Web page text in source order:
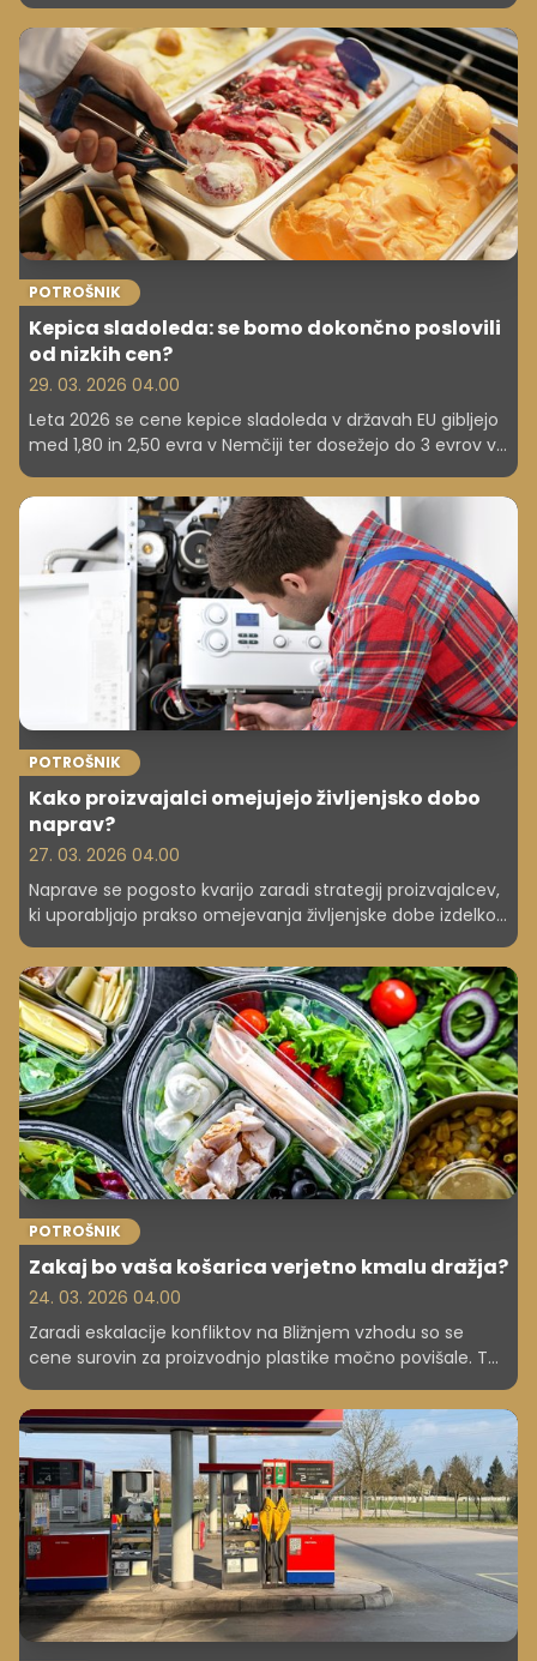
letov in zvišujejo cene kart, kar otežuje potovanja in
ogroža dobičkonosnost industrije.
POTROŠNIK
Kepica sladoleda: se bomo dokončno poslovili
od nizkih cen?
29. 03. 2026 04.00
Leta 2026 se cene kepice sladoleda v državah EU gibljejo
med 1,80 in 2,50 evra v Nemčiji ter dosežejo do 3 evrov v
Italiji in Španiji. Proizvajalci si prizadevajo ohraniti
dostopnost in kakovost izdelkov.
POTROŠNIK
Kako proizvajalci omejujejo življenjsko dobo
naprav?
27. 03. 2026 04.00
Naprave se pogosto kvarijo zaradi strategij proizvajalcev,
ki uporabljajo prakso omejevanja življenjske dobe izdelkov
Norveškega sveta za varstvo potrošnikov razkriva pojav
'enshittification', ki zmanjšuje kakovost storitev. Direktiva
EU 'pravica do popravila' prinaša upanje za daljšo
življenjsko dobo izdelkov.
POTROŠNIK
Zakaj bo vaša košarica verjetno kmalu dražja?
24. 03. 2026 04.00
Zaradi eskalacije konfliktov na Bližnjem vzhodu so se
cene surovin za proizvodnjo plastike močno povišale. Ta
prizadela cene številnih vsakdanjih izdelkov, od embalaže
za hrano do avtomobilov.